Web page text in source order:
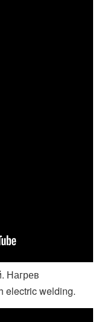
Нагрев
electric welding.